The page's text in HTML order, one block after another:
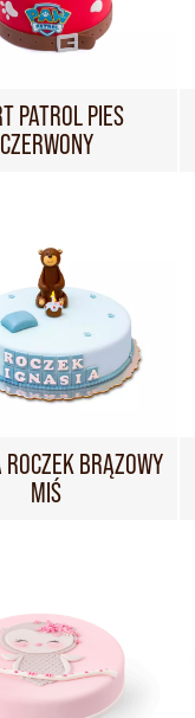
PATROL PIES
CZERWONY
BRĄZOWY
MIŚ